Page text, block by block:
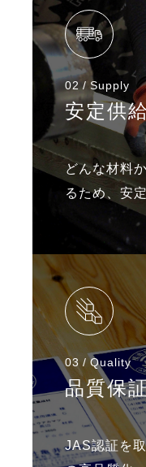
02 Supply
安定供
どんな材料
るため、 安
03 Quality
品質保
JAS認証を